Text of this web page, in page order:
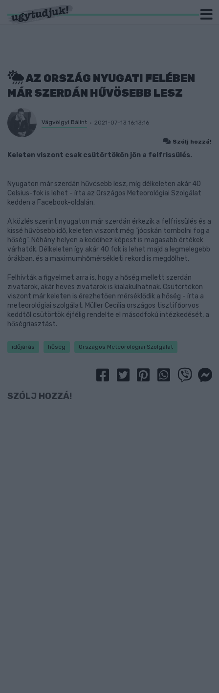
AZ ORSZÁG NYUGATI FELÉBEN
MÁR SZERDÁN HŰVÖSEBB LESZ
Vágvölgyi Bálint 2021-07-13 16:13:16
Szólj hozzá!
Keleten viszont csak csütörtökön jön a felfrissülés.
Nyugaton már szerdán hűvösebb lesz, míg délkeleten akár 40
Celsius-fok is lehet - írta az Országos Meteorológiai Szolgálat
kedden a Facebook-oldalán.
A közlés szerint nyugaton már szerdán érkezik a felfrissülés és a
kissé hűvösebb idő, keleten viszont még "jócskán tombolni fog a
hőség". Néhány helyen a keddihez képest is magasabb értékek
várhatók. Délkeleten így akár 40 fok is lehet majd a legmelegebb
órákban, és a maximumhőmérsékleti rekord is megdőlhet.
Felhívták a figyelmet arra is, hogy a hőség mellett szerdán
zivatarok, akár heves zivatarok is kialakulhatnak. Csütörtökön
viszont már keleten is érezhetően mérséklődik a hőség - írta a
meteorológiai szolgálat. Müller Cecília országos tisztifőorvos
keddtől csütörtök éjfélig rendelte el másodfokú intézkedését, a
hőségriasztást.
időjárás hőség Országos Meteorológiai Szolgálat
SZÓLJ HOZZÁ!